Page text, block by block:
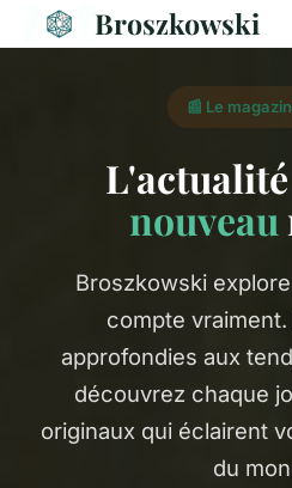
Broszkowski
📰 Le
nouveau
Broszkowski
compte
approfondies aux
découvrez chaque
originaux qui éclairent
du